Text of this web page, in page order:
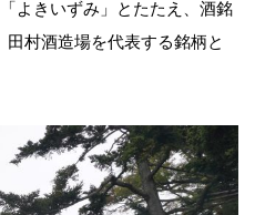
よきいずみ」とたたえ、酒銘
村酒造場を代表する銘柄と